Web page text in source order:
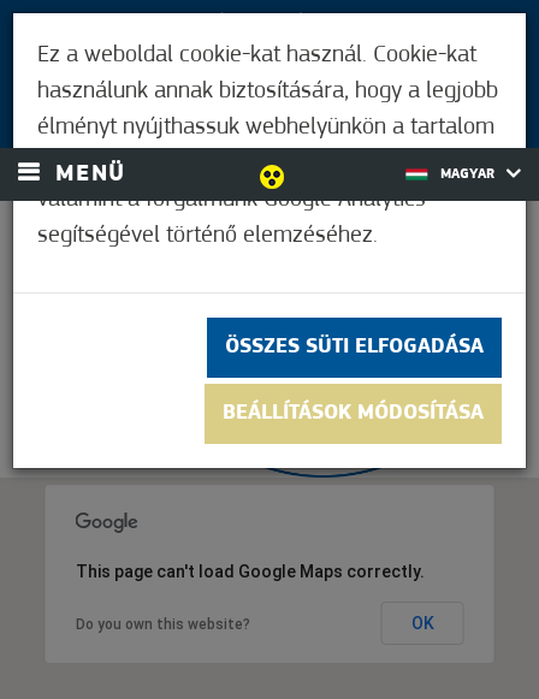
BEJELENTKEZÉS
MENÜ MAGYAR
This page can't load Google Maps correctly.
Do you own this website? OK
Ez a weboldal cookie-kat használ. Cookie-kat
használunk annak biztosítására, hogy a legjobb
élményt nyújthassuk webhelyünkön a tartalom
és a hirdetések személyre szabásához,
valamint a forgalmunk Google Analytics
segítségével történő elemzéséhez.
ÖSSZES SÜTI ELFOGADÁSA
BEÁLLÍTÁSOK MÓDOSÍTÁSA